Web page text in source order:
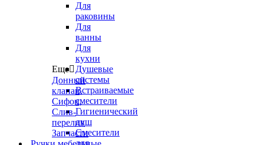
Для
раковины
Для
ванны
Для
кухни
Душевые
системы
Встраиваемые
смесители
Гигиенический
душ
Смесители
для
Еще
Донный
клапан,
Сифон,
Слив-
перелив
Запчасти